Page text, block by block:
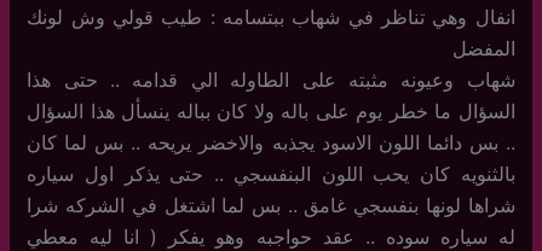
انفال وهي تناظر في شهاب ببتسامه : طيب قولي وش لونك
المفضل
شهاب وعيونه مثبته على الطاوله الي قدامه .. حتى هذا
السؤال ما خطر يوم على باله ولا كان بباله ينسأل هذا السؤال
.. بس دائما اللون الاسود يجذبه والاخضر يريحه .. بس لما كان
بالثنويه كان يحب اللون البنفسجي .. حتى يذكر اول سياره
شراها لونها بنفسجي غامق .. بس لما اشتغل في الشركه شرا
له سياره سوده .. عقد حواجبه وهو يفكر ( انا ليه معطي